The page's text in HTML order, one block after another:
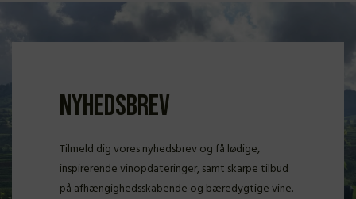
Nyhedsbrev
Tilmeld dig vores nyhedsbrev og få lødige,
inspirerende vinopdateringer, samt skarpe tilbud
på afhængighedsskabende og bæredygtige vine.